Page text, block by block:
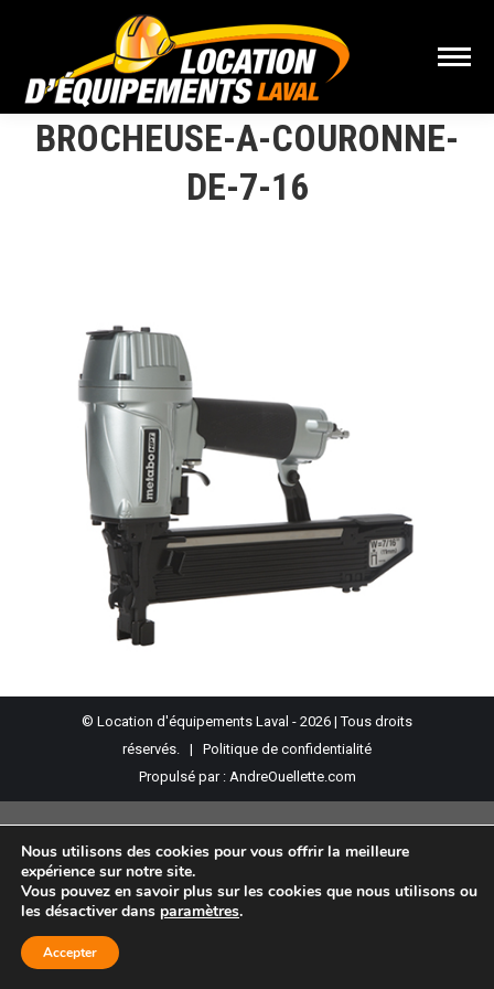
BROCHEUSE-A-COURONNE-
DE-7-16
© Location d'équipements Laval - 2026 | Tous droits
réservés. | Politique de confidentialité
Propulsé par : AndreOuellette.com
Nous utilisons des cookies pour vous offrir la meilleure
expérience sur notre site.
Vous pouvez en savoir plus sur les cookies que nous utilisons ou
les désactiver dans paramètres.
Accepter